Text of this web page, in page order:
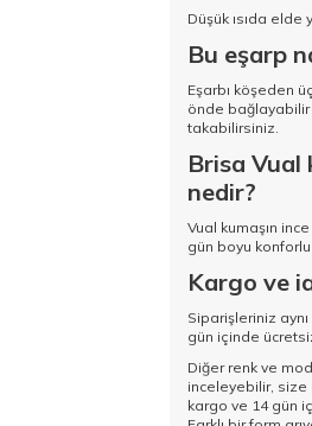
Düşük ısıda elde
Bu eşarp
Eşarbı köşeden
önde
takabilirsiniz.
Brisa Vual
nedir?
Vual kumaşın
gün boyu
Kargo ve
Siparişleriniz
gün içinde
Diğer renk ve
inceleyebilir, size
kargo ve 14 gün